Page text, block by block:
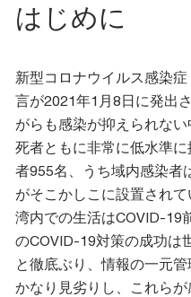
はじめに
新型コロナウイルス感染
言が2021年1月8日に発出
がらも感染が抑えられな
死者ともに非常に低水準
者955名、うち域内感染者
がそこかしこに設置され
湾内での生活はCOVID-19
のCOVID-19対策の成功は
と徹底ぶり、情報の一元
かなり見劣りし、これら